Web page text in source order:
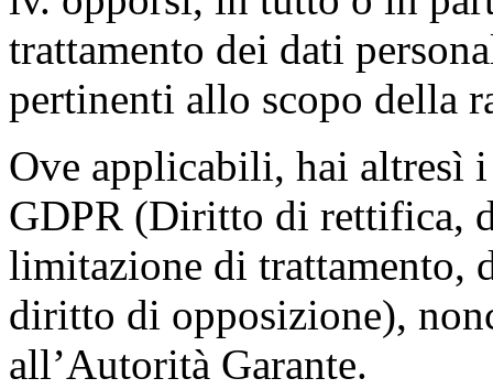
trattamento dei dati
pertinenti allo scopo della
Ove applicabili, hai
GDPR (Diritto di rettifica,
limitazione di trattamento,
diritto di opposizione),
all’Autorità Garante.